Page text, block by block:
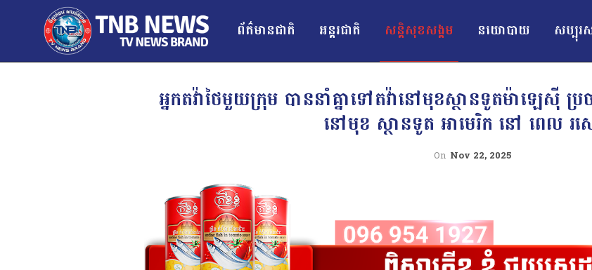
ព័ត៌មានជាតិ អន្ដរជាតិ សន្តិសុខសង្គម នយោបាយ សប្បុរ
អ្នកតវ៉ាថៃមួយក្រុម បាននាំគ្នាទៅតវ៉ានៅមុខស្ថានទូតម៉ាឡេស៊ី ប្
នៅមុខ ស្ថានទូត អាមេរិក នៅ ពេល
On Nov 22, 2025